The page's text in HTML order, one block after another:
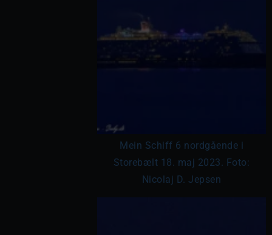
Mein Schiff 6 nordgående i
Storebælt 18. maj 2023. Foto:
Nicolaj D. Jepsen